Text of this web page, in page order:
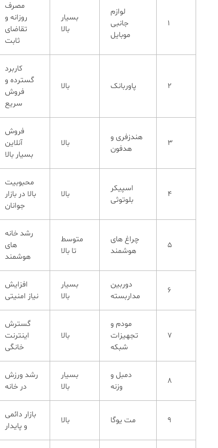
1
لوازم
جانبی
موبایل
بسیار
بالا
مصرف
روزانه و
تقاضای
ثابت
2 پاوربانک بالا
کاربرد
گسترده و
فروش
سریع
3
هندزفری و
هدفون
بالا
فروش
آنلاین
بسیار بالا
4
اسپیکر
بلوتوثی
بالا
محبوبیت
بالا در بازار
جوانان
5
چراغ های
هوشمند
متوسط
تا بالا
رشد خانه
های
هوشمند
6
دوربین
مداربسته
بسیار
بالا
افزایش
نیاز امنیتی
7
مودم و
تجهیزات
شبکه
بالا
گسترش
اینترنت
خانگی
8
دمبل و
وزنه
بسیار
بالا
رشد ورزش
در خانه
9 مت یوگا بالا
بازار دائمی
و پایدار